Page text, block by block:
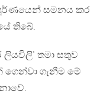
සමනය කර
තිබේ.
තමා සතුව
ගැනීම මේ